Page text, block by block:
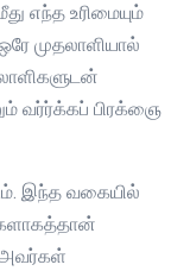
எந்த உரிமையும்
முதலாளியால்
வர்ர்க்கப் பிரக்ஞை
இந்த வகையில்
அவர்கள்